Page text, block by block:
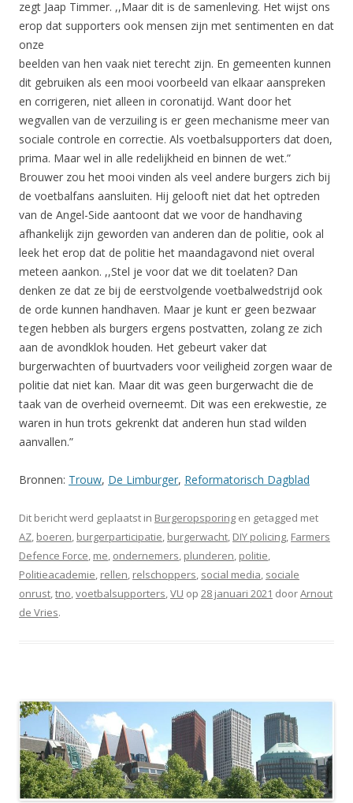
zegt Jaap Timmer. ,,Maar dit is de samenleving. Het wijst ons
erop dat supporters ook mensen zijn met sentimenten en dat
onze
beelden van hen vaak niet terecht zijn. En gemeenten kunnen
dit gebruiken als een mooi voorbeeld van elkaar aanspreken
en corrigeren, niet alleen in coronatijd. Want door het
wegvallen van de verzuiling is er geen mechanisme meer van
sociale controle en correctie. Als voetbalsupporters dat doen,
prima. Maar wel in alle redelijkheid en binnen de wet.”
Brouwer zou het mooi vinden als veel andere burgers zich bij
de voetbalfans aansluiten. Hij gelooft niet dat het optreden
van de Angel-Side aantoont dat we voor de handhaving
afhankelijk zijn geworden van anderen dan de politie, ook al
leek het erop dat de politie het maandagavond niet overal
meteen aankon. ,,Stel je voor dat we dit toelaten? Dan
denken ze dat ze bij de eerstvolgende voetbalwedstrijd ook
de orde kunnen handhaven. Maar je kunt er geen bezwaar
tegen hebben als burgers ergens postvatten, zolang ze zich
aan de avondklok houden. Het gebeurt vaker dat
burgerwachten of buurtvaders voor veiligheid zorgen waar de
politie dat niet kan. Maar dit was geen burgerwacht die de
taak van de overheid overneemt. Dit was een erekwestie, ze
waren in hun trots gekrenkt dat anderen hun stad wilden
aanvallen.”
Bronnen: Trouw, De Limburger, Reformatorisch Dagblad
Dit bericht werd geplaatst in Burgeropsporing en getagged met
AZ, boeren, burgerparticipatie, burgerwacht, DIY policing, Farmers
Defence Force, me, ondernemers, plunderen, politie,
Politieacademie, rellen, relschoppers, social media, sociale
onrust,tno,voetbalsupporters,VU op 28 januari 2021 doorArnout
de Vries.